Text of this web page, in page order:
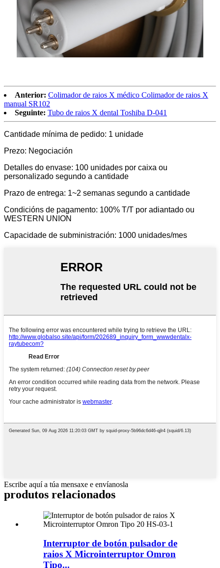
Anterior: Colimador de raios X médico Colimador de raios X
manual SR102
Seguinte: Tubo de raios X dental Toshiba D-041
Cantidade mínima de pedido: 1 unidade
Prezo: Negociación
Detalles do envase: 100 unidades por caixa ou
personalizado segundo a cantidade
Prazo de entrega: 1~2 semanas segundo a cantidade
Condicións de pagamento: 100% T/T por adiantado ou
WESTERN UNION
Capacidade de subministración: 1000 unidades/mes
Escribe aquí a túa mensaxe e envíanosla
produtos relacionados
Interruptor de botón pulsador de
raios X Microinterruptor Omron
Tipo...